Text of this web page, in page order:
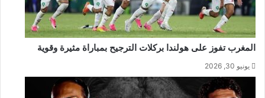
المغرب تفوز على هولندا بركلات الترجيح بمباراة مثيرة وقوية
يونيو 30, 2026